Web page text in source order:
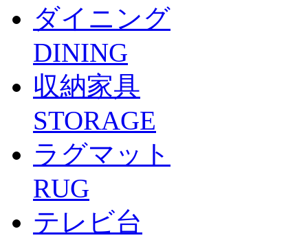
ダイニング
DINING
収納家具
STORAGE
ラグマット
RUG
テレビ台